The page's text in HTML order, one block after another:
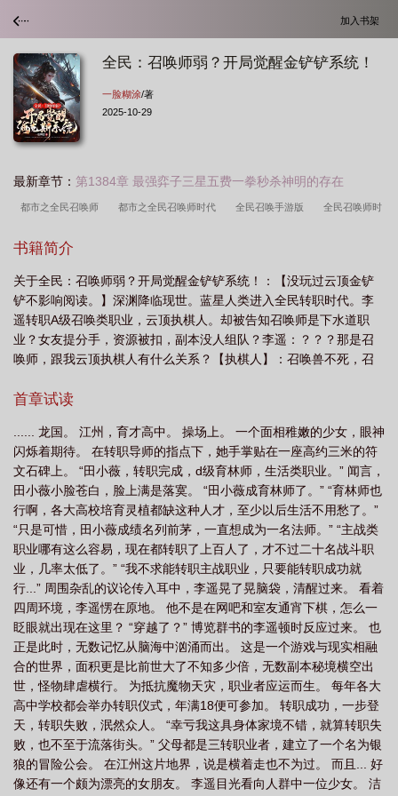
加入书架
全民：召唤师弱？开局觉醒金铲铲系统！
一脸糊涂/著
2025-10-29
最新章节： 第1384章 最强弈子三星五费一拳秒杀神明的存在
都市之全民召唤师 都市之全民召唤师时代 全民召唤手游版 全民召唤师时
唤时代 全民召唤手游
免费阅读 全民召唤者 全民召唤之我的从者都是神话级 都市全民召唤
师 全民召唤师开局成为天命之子 全民觉醒开局觉醒sss级召唤术 全民召唤
铠甲开局融合逢魔时王 全民召唤开局融合逢魔时王 全民开局觉醒sss级召唤天
赋 全民转职我觉醒召唤师 全民召唤师弱开局觉醒金铲铲无广告笔趣阁 全民
召唤师 全民召唤铠甲开局融合逢魔 全民召唤师我觉醒F级植物但是有植
物 召唤之全民领主时代 全民召唤开局觉醒神话兵种 全民召唤之最强领
主 全民召唤类 全民召唤开局召唤lol 全民召唤铠甲开局融合逢魔时王飞
卢
书籍简介
关于全民：召唤师弱？开局觉醒金铲铲系统！：【没玩过云顶金铲
铲不影响阅读。】深渊降临现世。蓝星人类进入全民转职时代。李
遥转职A级召唤类职业，云顶执棋人。却被告知召唤师是下水道职
业？女友提分手，资源被扣，副本没人组队？李遥：？？？那是召
唤师，跟我云顶执棋人有什么关系？【执棋人】：召唤兽不死，召
约】：献祭生命值获得额外召唤槽！【打气】：执棋人每提升一
强！国境试炼！李遥一人即是军队！外域战场！一人诛灭魔族！深
渊之行！李遥独面诸天神魔，打通职业者通天之路！
首章试读
...... 龙国。 江州，育才高中。 操场上。 一个面相稚嫩的少女，眼神
闪烁着期待。 在转职导师的指点下，她手掌贴在一座高约三米的符
文石碑上。 “田小薇，转职完成，d级育林师，生活类职业。” 闻言，
田小薇小脸苍白，脸上满是落寞。 “田小薇成育林师了。” “育林师也
行啊，各大高校培育灵植都缺这种人才，至少以后生活不用愁了。”
“只是可惜，田小薇成绩名列前茅，一直想成为一名法师。” “主战类
职业哪有这么容易，现在都转职了上百人了，才不过二十名战斗职
业，几率太低了。” “我不求能转职主战职业，只要能转职成功就
行...” 周围杂乱的议论传入耳中，李遥晃了晃脑袋，清醒过来。 看着
四周环境，李遥愣在原地。 他不是在网吧和室友通宵下棋，怎么一
眨眼就出现在这里？ “穿越了？” 博览群书的李遥顿时反应过来。 也
正是此时，无数记忆从脑海中汹涌而出。 这是一个游戏与现实相融
合的世界，面积更是比前世大了不知多少倍，无数副本秘境横空出
世，怪物肆虐横行。 为抵抗魔物天灾，职业者应运而生。 每年各大
高中学校都会举办转职仪式，年满18便可参加。 转职成功，一步登
天，转职失败，泯然众人。 “幸亏我这具身体家境不错，就算转职失
败，也不至于流落街头。” 父母都是三转职业者，建立了一个名为银
狼的冒险公会。 在江州这片地界，说是横着走也不为过。 而且... 好
像还有一个颇为漂亮的女朋友。 李遥目光看向人群中一位少女。 洁